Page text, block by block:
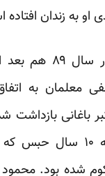
او به زندان
در سال ۸۹
معلمان به
باغانی بازداشت
شده بود. محمود